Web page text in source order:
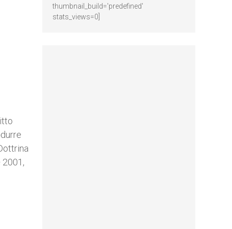
2001,
thumbnail_build='predefined'
stats_views=0]